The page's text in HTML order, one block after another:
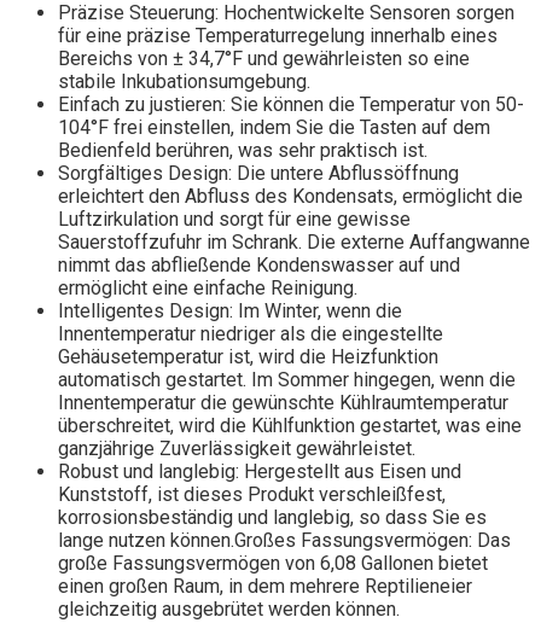
Präzise Steuerung: Hochentwickelte Sensoren sorgen
für eine präzise Temperaturregelung innerhalb eines
Bereichs von ± 34,7°F und gewährleisten so eine
stabile Inkubationsumgebung.
Einfach zu justieren: Sie können die Temperatur von 50-
104°F frei einstellen, indem Sie die Tasten auf dem
Bedienfeld berühren, was sehr praktisch ist.
Sorgfältiges Design: Die untere Abflussöffnung
erleichtert den Abfluss des Kondensats, ermöglicht die
Luftzirkulation und sorgt für eine gewisse
Sauerstoffzufuhr im Schrank. Die externe Auffangwanne
nimmt das abfließende Kondenswasser auf und
ermöglicht eine einfache Reinigung.
Intelligentes Design: Im Winter, wenn die
Innentemperatur niedriger als die eingestellte
Gehäusetemperatur ist, wird die Heizfunktion
automatisch gestartet. Im Sommer hingegen, wenn die
Innentemperatur die gewünschte Kühlraumtemperatur
überschreitet, wird die Kühlfunktion gestartet, was eine
ganzjährige Zuverlässigkeit gewährleistet.
Robust und langlebig: Hergestellt aus Eisen und
Kunststoff, ist dieses Produkt verschleißfest,
korrosionsbeständig und langlebig, so dass Sie es
lange nutzen können.Großes Fassungsvermögen: Das
große Fassungsvermögen von 6,08 Gallonen bietet
einen großen Raum, in dem mehrere Reptilieneier
gleichzeitig ausgebrütet werden können.